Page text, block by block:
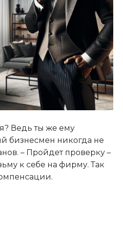
Ведь ты же ему
бизнесмен никогда не
– Пройдет проверку –
к себе на фирму. Так